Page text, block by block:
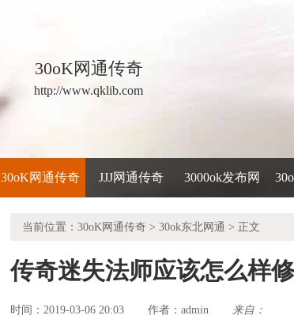
30oK网通传奇
http://www.qklib.com
30oK网通传奇 JJJ网通传奇 3000ok发布网
当前位置： 30oK网通传奇 > 30ok东北网通 > 正文
传奇迷失法师应该怎么样
时间：2019-03-06 20:03 作者： admin 来自：